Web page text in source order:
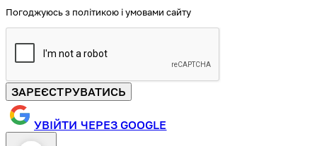
Погоджуюсь з політикою і умовами сайту
ЗАРЕЄСТРУВАТИСЬ
УВІЙТИ ЧЕРЕЗ GOOGLE